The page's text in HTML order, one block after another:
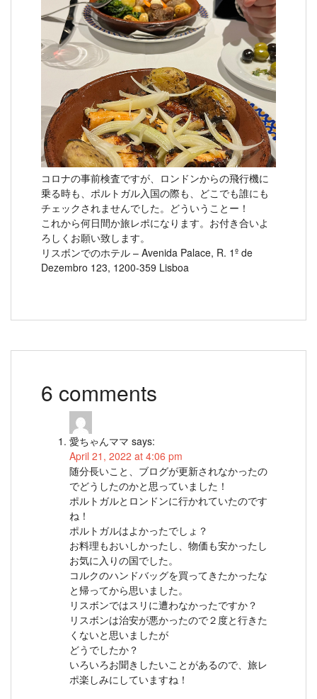
コロナの事前検査ですが、ロンドンからの飛行機に
乗る時も、ポルトガル入国の際も、どこでも誰にも
チェックされませんでした。どういうことー！
これから何日間か旅レポになります。お付き合いよ
ろしくお願い致します。
リスボンでのホテル – Avenida Palace, R. 1º de
Dezembro 123, 1200-359 Lisboa
6 comments
愛ちゃんママ says:
April 21, 2022 at 4:06 pm
随分長いこと、ブログが更新されなかったの
でどうしたのかと思っていました！
ポルトガルとロンドンに行かれていたのです
ね！
ポルトガルはよかったでしょ？
お料理もおいしかったし、物価も安かったし
お気に入りの国でした。
コルクのハンドバッグを買ってきたかったな
と帰ってから思いました。
リスボンではスリに遭わなかったですか？
リスボンは治安が悪かったので２度と行きた
くないと思いましたが
どうでしたか？
いろいろお聞きしたいことがあるので、旅レ
ポ楽しみにしていますね！